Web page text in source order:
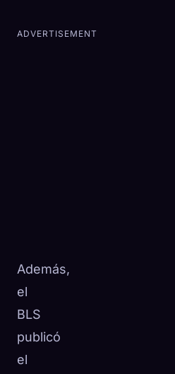
ADVERTISEMENT
Además,
el
BLS
publicó
el